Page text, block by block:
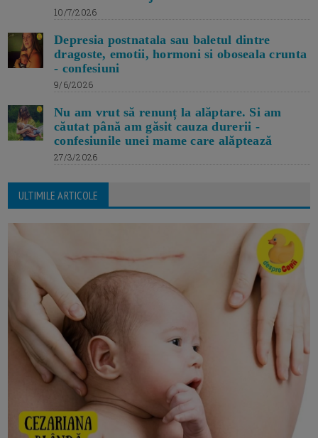
10/7/2026
Depresia postnatala sau baletul dintre
dragoste, emotii, hormoni si oboseala crunta
- confesiuni
9/6/2026
Nu am vrut să renunț la alăptare. Si am
căutat până am găsit cauza durerii -
confesiunile unei mame care alăptează
27/3/2026
ULTIMILE ARTICOLE